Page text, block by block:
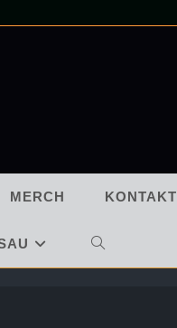
MERCH KONTAKT
WEBSITE-